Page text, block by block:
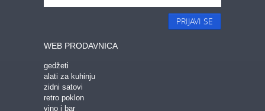
PRIJAVI SE
WEB PRODAVNICA
gedžeti
alati za kuhinju
zidni satovi
retro poklon
vino i bar